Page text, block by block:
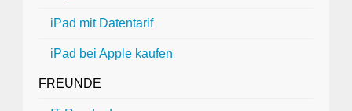
iPad mit Datentarif
iPad bei Apple kaufen
FREUNDE